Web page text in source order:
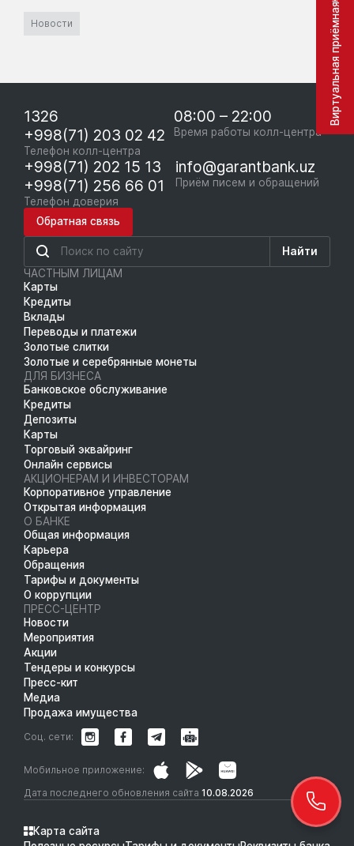
Новости
1326
+998(71) 203 02 42
Телефон колл-центра
08:00 – 22:00
Время работы колл-центра
+998(71) 202 15 13
+998(71) 256 66 01
Телефон доверия
info@garantbank.uz
Приём писем и обращений
Обратная связь
Найти
ЧАСТНЫМ ЛИЦАМ
Карты
Кредиты
Вклады
Переводы и платежи
Золотые слитки
Золотые и серебрянные монеты
ДЛЯ БИЗНЕСА
Банковское обслуживание
Кредиты
Депозиты
Карты
Торговый эквайринг
Онлайн сервисы
АКЦИОНЕРАМ И ИНВЕСТОРАМ
Корпоративное управление
Открытая информация
О БАНКЕ
Общая информация
Карьера
Обращения
Тарифы и документы
О коррупции
ПРЕСС-ЦЕНТР
Новости
Мероприятия
Акции
Тендеры и конкурсы
Пресс-кит
Медиа
Продажа имущества
Дата последнего обновления сайта 10.08.2026
Мобильное приложение:
Соц. сети:
Карта сайта
Виртуальная приёмная